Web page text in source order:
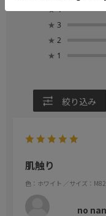
★4
★ 3
★ 2
★ 1
絞り込み
肌触り
色：ホワイト ／サイズ：
no